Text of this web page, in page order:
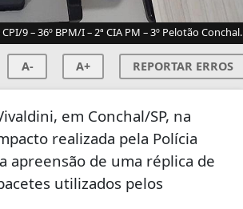
9 – 36º BPM/I – 2ª CIA PM – 3º Pelotão Conchal.
A- A+ REPORTAR ERROS
em Conchal/SP, na
realizada pela Polícia
apreensão de uma réplica de
utilizados pelos